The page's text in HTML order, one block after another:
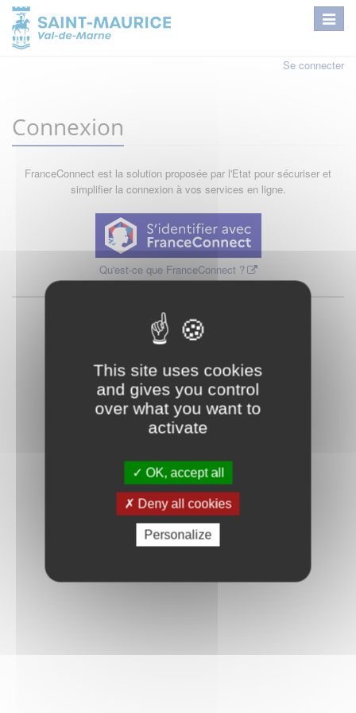
This site uses cookies
and gives you control
over what you want to
activate
OK, accept all
Deny all cookies
Personalize
Se connecter
Connexion
FranceConnect est la solution proposée par l'Etat pour sécuriser et
simplifier la connexion à vos services en ligne.
Qu'est-ce que FranceConnect ?
Mot de passe oublié ? Je crée mon compte